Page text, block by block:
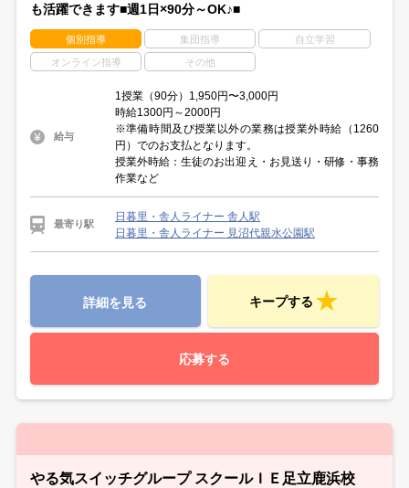
も活躍できます■週1日×90分～OK♪■
個別指導 集団指導 自立学習
オンライン指導 その他
給与
1授業（90分）1,950円〜3,000円
時給1300円～2000円
※準備時間及び授業以外の業務は授業外時給（1260
円）でのお支払となります。
授業外時給：生徒のお出迎え・お見送り・研修・事務
作業など
最寄り駅
日暮里・舎人ライナー 舎人駅
日暮里・舎人ライナー 見沼代親水公園駅
詳細を見る キープする
応募する
やる気スイッチグループ スクールＩＥ足立鹿浜校